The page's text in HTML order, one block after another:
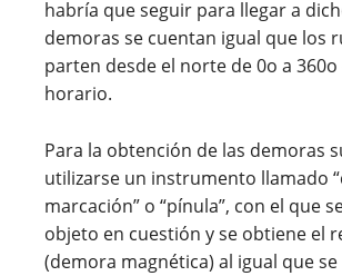
habría que seguir para llegar a
demoras se cuentan igual que los
parten desde el norte de 0o a
horario.
Para la obtención de las demoras
utilizarse un instrumento llamado
marcación” o “pínula”, con el que
objeto en cuestión y se obtiene el
(demora magnética) al igual que